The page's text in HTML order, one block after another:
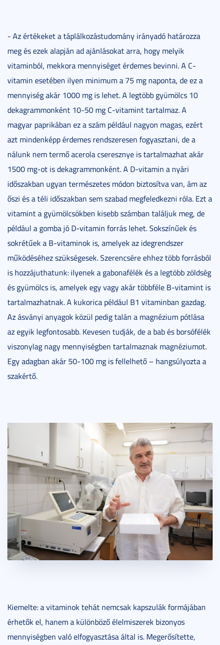
- Az értékeket a táplálkozástudomány irányadó határozza
meg és ezek alapján ad ajánlásokat arra, hogy melyik
vitaminból, mekkora mennyiséget érdemes bevinni. A C-
vitamin esetében ilyen minimum a 75 mg naponta, de ez a
mennyiség akár 1000 mg is lehet. A legtöbb gyümölcs 10
dekagrammonként 10-50 mg C-vitamint tartalmaz. A
magyar paprikában ez a szám például nagyon magas, ezért
azt mindenképp érdemes rendszeresen fogyasztani, de a
nálunk nem termő acerola cseresznye is tartalmazhat akár
1500 mg-ot is dekagrammonként. A D-vitamin a nyári
időszakban ugyan természetes módon biztosítva van, ám az
őszi és a téli időszakban sem szabad megfeledkezni róla. Ezt a
vitamint a gyümölcsökben kisebb számban találjuk meg, de
például a gomba jó D-vitamin forrás lehet. Sokszínűek és
sokrétűek a B-vitaminok is, amelyek az idegrendszer
működéséhez szükségesek. Szerencsére ehhez több forrásból
is hozzájuthatunk: ilyenek a gabonafélék és a legtöbb zöldség
és gyümölcs is, amelyek egy vagy akár többféle B-vitamint is
tartalmazhatnak. A kukorica például B1 vitaminban gazdag.
Az ásványi anyagok közül pedig talán a magnézium pótlása
az egyik legfontosabb. Kevesen tudják, de a bab és borsófélék
viszonylag nagy mennyiségben tartalmaznak magnéziumot.
Egy adagban akár 50-100 mg is fellelhető – hangsúlyozta a
szakértő.
Kiemelte: a vitaminok tehát nemcsak kapszulák formájában
érhetők el, hanem a különböző élelmiszerek bizonyos
mennyiségben való elfogyasztása által is. Megerősítette,